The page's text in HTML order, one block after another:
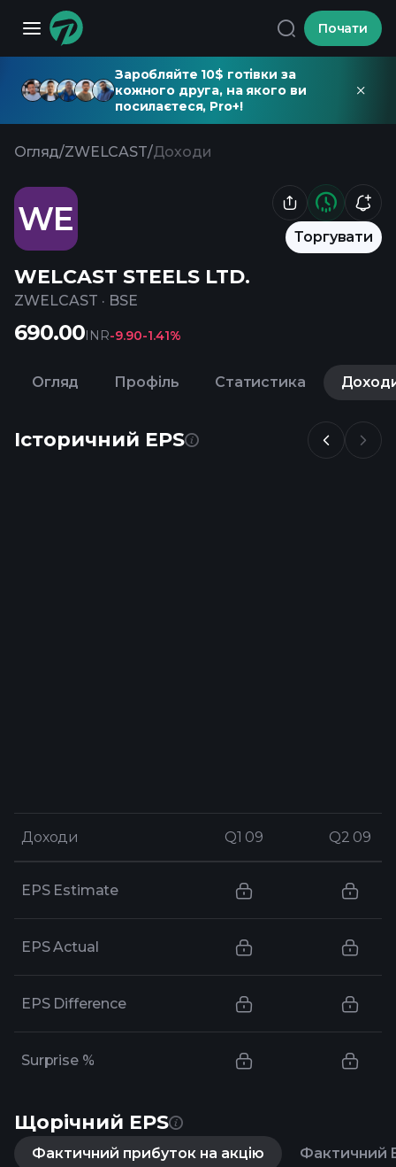
Почати
Заробляйте 10$ готівки за
кожного друга, на якого ви
посилаєтеся, Pro+!
Огляд/ZWELCAST/Доходи
WE Торгувати
WELCAST STEELS LTD.
ZWELCAST · BSE
690.00INR-9.90-1.41%
Огляд Профіль Статистика
Історичний EPS
Доходи Q1 09 Q2 09
Доходи Q1 09 Q2 09
EPS Estimate
EPS Actual
EPS Difference
Surprise %
Щорічний EPS
Фактичний прибуток на акцію
Фактичний